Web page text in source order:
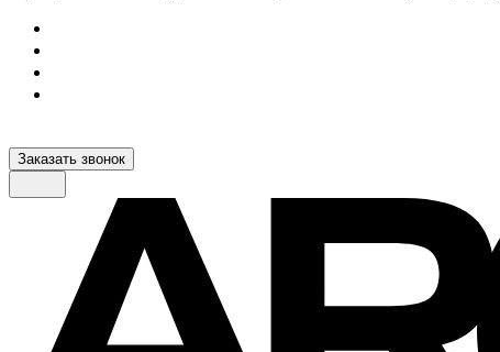
Заказать звонок